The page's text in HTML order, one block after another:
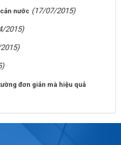
nước (17/07/2015)
2015)
đơn giản mà hiệu quả